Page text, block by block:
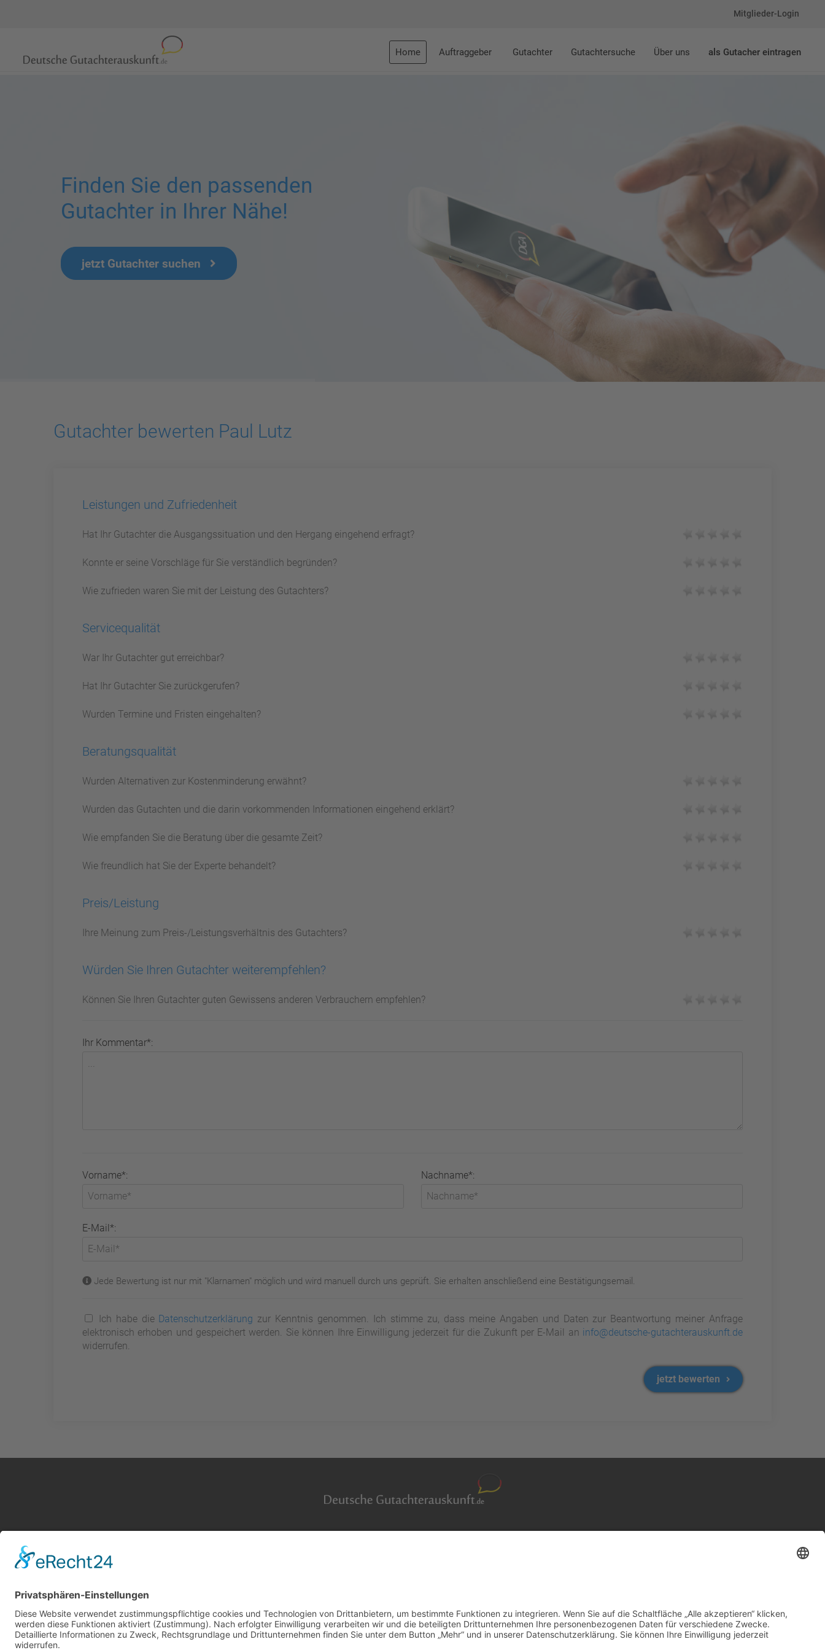
Mitglieder-Login
Home Auftraggeber Gutachter Gutachtersuche Über uns als Gutacher eintragen
Finden Sie den passenden
Gutachter in Ihrer Nähe!
jetzt Gutachter suchen
Gutachter bewerten Paul Lutz
Leistungen und Zufriedenheit
Hat Ihr Gutachter die Ausgangssituation und den Hergang eingehend erfragt?
Konnte er seine Vorschläge für Sie verständlich begründen?
Wie zufrieden waren Sie mit der Leistung des Gutachters?
Servicequalität
War Ihr Gutachter gut erreichbar?
Hat Ihr Gutachter Sie zurückgerufen?
Wurden Termine und Fristen eingehalten?
Beratungsqualität
Wurden Alternativen zur Kostenminderung erwähnt?
Wurden das Gutachten und die darin vorkommenden Informationen eingehend erklärt?
Wie empfanden Sie die Beratung über die gesamte Zeit?
Wie freundlich hat Sie der Experte behandelt?
Preis/Leistung
Ihre Meinung zum Preis-/Leistungsverhältnis des Gutachters?
Würden Sie Ihren Gutachter weiterempfehlen?
Können Sie Ihren Gutachter guten Gewissens anderen Verbrauchern empfehlen?
Ihr Kommentar*:
Vorname*: Nachname*:
E-Mail*:
Jede Bewertung ist nur mit "Klarnamen" möglich und wird manuell durch uns geprüft. Sie erhalten anschließend eine Bestätigungsemail.
Ich habe die Datenschutzerklärung zur Kenntnis genommen. Ich stimme zu, dass meine Angaben und Daten zur Beantwortung meiner Anfrage
elektronisch erhoben und gespeichert werden. Sie können Ihre Einwilligung jederzeit für die Zukunft per E-Mail an info@deutsche-gutachterauskunft.de
widerrufen.
jetzt bewerten
AGB Gutachter
Cookie-Einstellungen